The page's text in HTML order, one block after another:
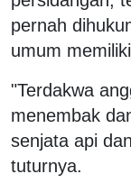
pernah
umum
"Terdakwa
menembak
senjata api
tuturnya.